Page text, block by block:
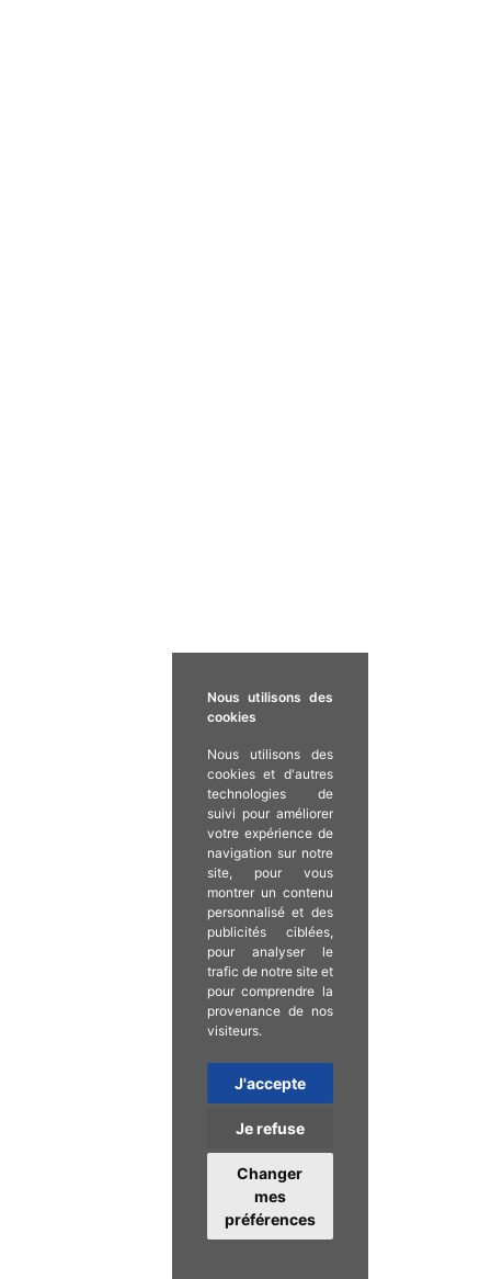
Nous utilisons des
cookies
Nous utilisons des
cookies et d'autres
technologies de
suivi pour améliorer
votre expérience de
navigation sur notre
site, pour vous
montrer un contenu
personnalisé et des
publicités ciblées,
pour analyser le
trafic de notre site et
pour comprendre la
provenance de nos
visiteurs.
J'accepte
Je refuse
Changer
mes
préférences